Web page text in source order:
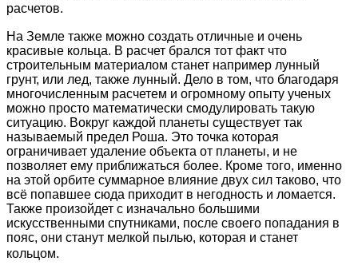
расчетов.
На Земле также можно создать отличные и очень
красивые кольца. В расчет брался тот факт что
строительным материалом станет например лунный
грунт, или лед, также лунный. Дело в том, что благодаря
многочисленным расчетем и огромному опыту ученых
можно просто математически смодулировать такую
ситуацию. Вокруг каждой планеты существует так
называемый предел Роша. Это точка которая
ограничивает удаление объекта от планеты, и не
позволяет ему приближаться более. Кроме того, именно
на этой орбите суммарное влияние двух сил таково, что
всё попавшее сюда приходит в негодность и ломается.
Также произойдет с изначально большими
искусственными спутниками, после своего попадания в
пояс, они станут мелкой пылью, которая и станет
кольцом.